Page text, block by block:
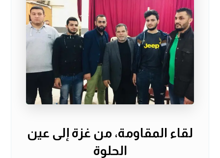
لقاء المقاومة، من غزة إلى عين
الحلوة